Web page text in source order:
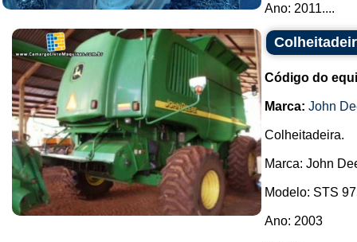
Ano: 2011....
Código do
Marca: John
Colheitadeira.
Marca: John
Modelo: STS
Ano: 2003